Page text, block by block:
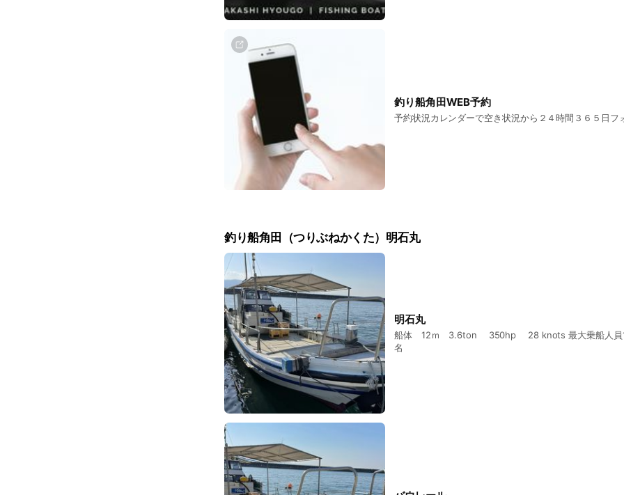
釣り船角田WEB予約
予約状況カレンダーで空き状況から２４時間３６５日フ
釣り船角田（つりぶねかくた）明石丸
明石丸
船体 12ｍ 3.6ton 350hp 28 knots 最大乗船人員13
名